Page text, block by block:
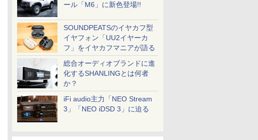
ール「M6」に新色登場!!
SOUNDPEATSのイヤカフ型
イヤフォン「UU2イヤーカ
フ」をイヤカフマニアが語る
総合オーディオブランドに進
化するSHANLINGとは何者
か？
iFi audio主力「NEO Stream
3」「NEO iDSD 3」に迫る